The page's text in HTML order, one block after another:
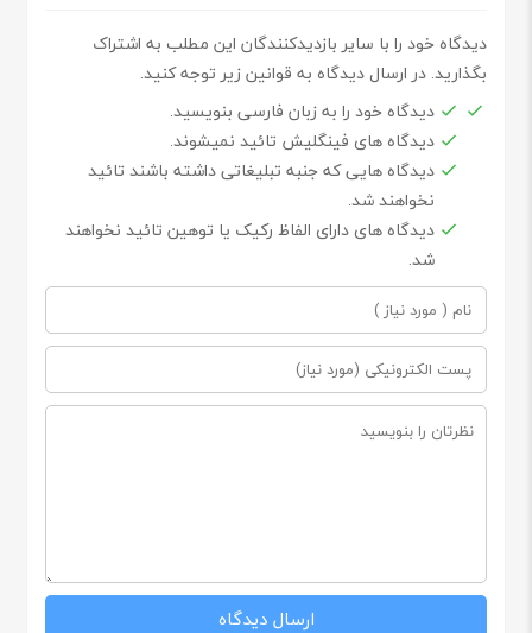
دیدگاه خود را با سایر بازدیدکنندگان این مطلب به اشتراک
بگذارید. در ارسال دیدگاه به قوانین زیر توجه کنید.
دیدگاه خود را به زبان فارسی بنویسید.
دیدگاه های فینگلیش تائید نمیشوند.
دیدگاه هایی که جنبه تبلیغاتی داشته باشند تائید
نخواهند شد.
دیدگاه های دارای الفاظ رکیک یا توهین تائید نخواهند
شد.